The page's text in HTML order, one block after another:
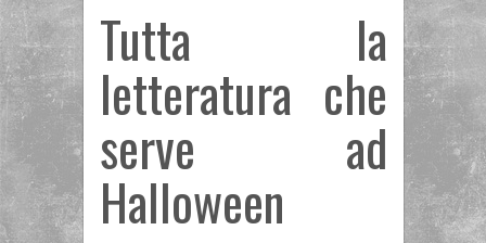
Tutta la
letteratura che
serve ad
Halloween